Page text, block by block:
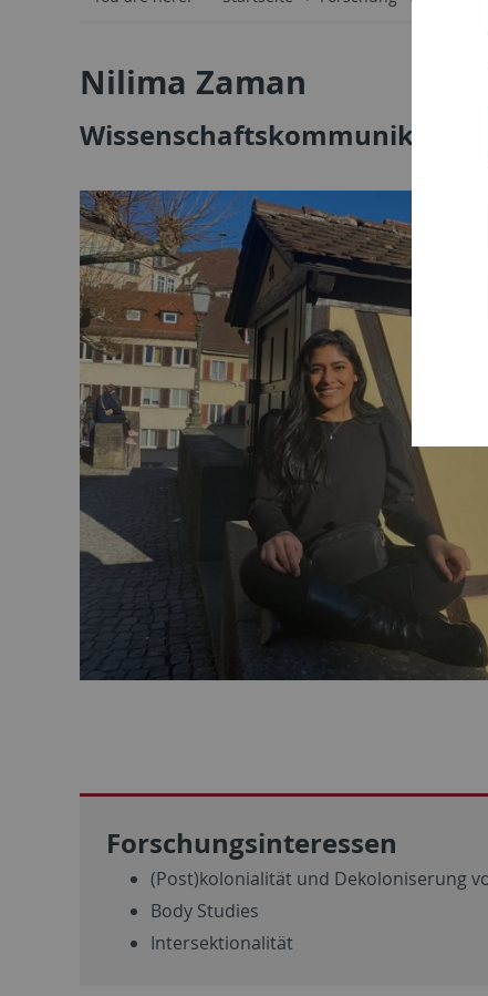
Nilima Zaman
Wissenschaftskommunikation
Forschungsinteressen
(Post)kolonialität und Dekoloniserung
Body Studies
Intersektionalität